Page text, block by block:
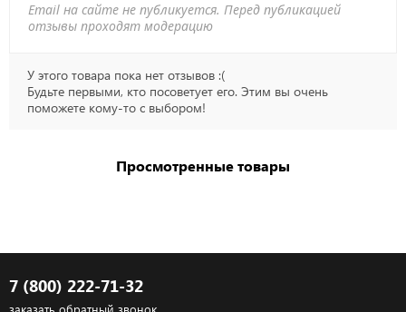
Email на сайте не публикуется. Перед публикацией
отзывы проходят модерацию
У этого товара пока нет отзывов :(
Будьте первыми, кто посоветует его. Этим вы очень
поможете кому-то с выбором!
Просмотренные товары
7 (800) 222-71-32